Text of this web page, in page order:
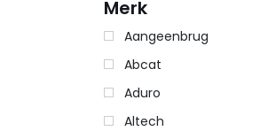
Merk
Aangeenbrug
Abcat
Aduro
Altech